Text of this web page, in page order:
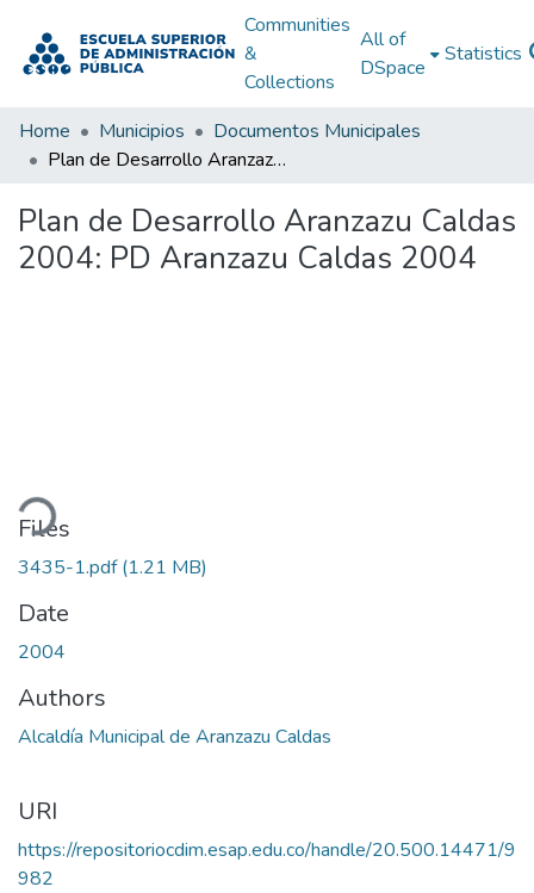
Communities
&
Collections
All of
DSpace
Statistics
Home Municipios
Documentos Municipales
Plan de Desarrollo Aranzazu Caldas 2004: PD Aranzazu Caldas 2004
Plan de Desarrollo Aranzazu Caldas
2004: PD Aranzazu Caldas 2004
Files
3435-1.pdf(1.21 MB)
Date
2004
Authors
Alcaldía Municipal de Aranzazu Caldas
URI
https://repositoriocdim.esap.edu.co/handle/20.500.14471/9
982